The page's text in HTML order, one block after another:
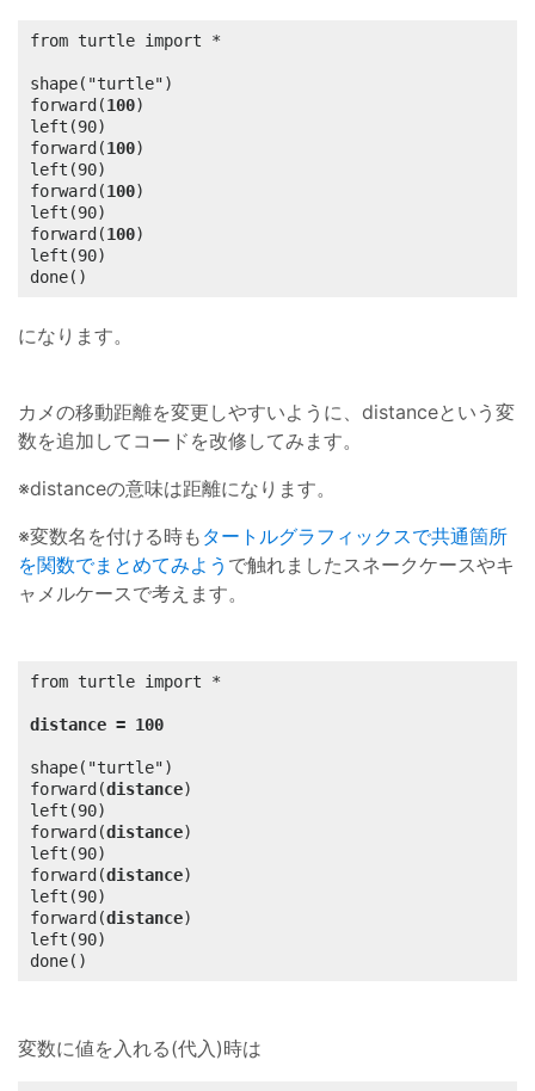
from turtle import *
shape("turtle")
forward(100)
left(90)
forward(100)
left(90)
forward(100)
left(90)
forward(100)
left(90)
done()
になります。
カメの移動距離を変更しやすいように、distanceという変
数を追加してコードを改修してみます。
※distanceの意味は距離になります。
※変数名を付ける時も タートルグラフィックスで共通箇所
を関数でまとめてみよう で触れましたスネークケースやキ
ャメルケースで考えます。
from turtle import *
distance = 100
shape("turtle")
forward(distance)
left(90)
forward(distance)
left(90)
forward(distance)
left(90)
forward(distance)
left(90)
done()
変数に値を入れる(代入)時は